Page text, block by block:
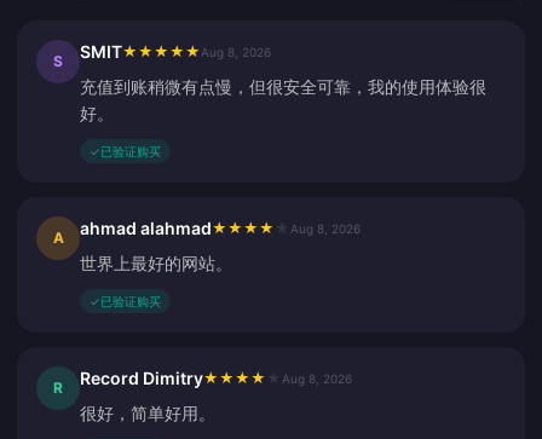
S SMIT★ ★ ★ ★ ★ Aug 8, 2026
充值到账稍微有点慢，但很安全可靠，我的使用体验很
好。
✓已验证购买
A ahmad alahmad★ ★ ★ ★ Aug 8, 2026
世界上最好的网站。
✓已验证购买
R Record Dimitry★ ★ ★ ★ Aug 8, 2026
很好，简单好用。